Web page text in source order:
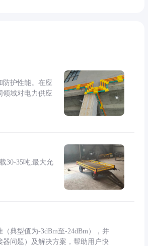
防护性能。在应
领域对电力供应
30-35吨,最大允
典型值为-3dBm至-24dBm），并
问题）及解决方案，帮助用户快